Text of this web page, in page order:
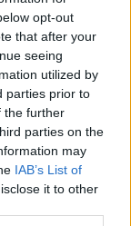
opt-out
that after your
seeing
utilized by
parties prior to
the further
parties on the
may
IAB’s List of
it to other
che la
in Albania
investitore
risale a molti
che
non